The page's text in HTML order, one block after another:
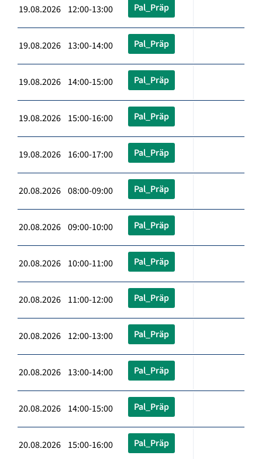
19.08.2026 12:00-13:00 Pal_Präp
19.08.2026 13:00-14:00 Pal_Präp
19.08.2026 14:00-15:00 Pal_Präp
19.08.2026 15:00-16:00 Pal_Präp
19.08.2026 16:00-17:00 Pal_Präp
20.08.2026 08:00-09:00 Pal_Präp
20.08.2026 09:00-10:00 Pal_Präp
20.08.2026 10:00-11:00 Pal_Präp
20.08.2026 11:00-12:00 Pal_Präp
20.08.2026 12:00-13:00 Pal_Präp
20.08.2026 13:00-14:00 Pal_Präp
20.08.2026 14:00-15:00 Pal_Präp
20.08.2026 15:00-16:00 Pal_Präp